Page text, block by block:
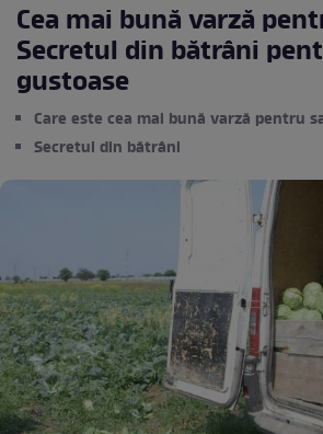
Cea mai bună varză
Secretul din bătrâni
gustoase
Care este cea mai bună varză pentru
Secretul din bătrâni